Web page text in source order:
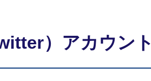
）アカウント